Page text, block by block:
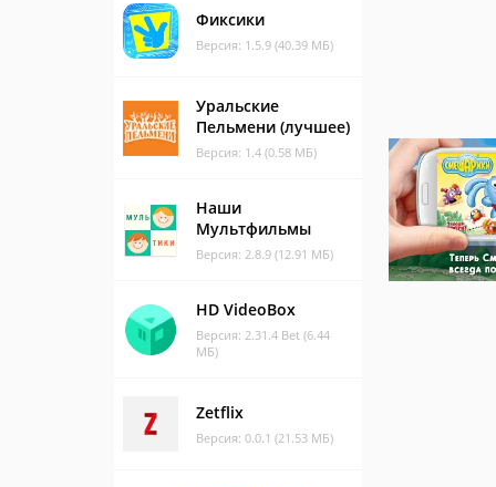
Фиксики
Версия: 1.5.9 (40.39 МБ)
Уральские
Пельмени (лучшее)
Версия: 1.4 (0.58 МБ)
Наши
Мультфильмы
Версия: 2.8.9 (12.91 МБ)
HD VideoBox
Версия: 2.31.4 Bet (6.44
МБ)
Zetflix
Версия: 0.0.1 (21.53 МБ)